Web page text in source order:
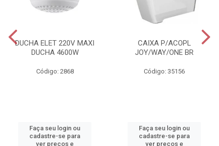
DUCHA ELET 220V MAXI
DUCHA 4600W
Código: 2868
Faça seu login ou
cadastre-se para
ver preços e
CAIXA P/ACOPL
JOY/WAY/ONE BR
Código: 35156
Faça seu login ou
cadastre-se para
ver preços e